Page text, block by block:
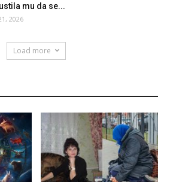
mu da se...
2026
Load more